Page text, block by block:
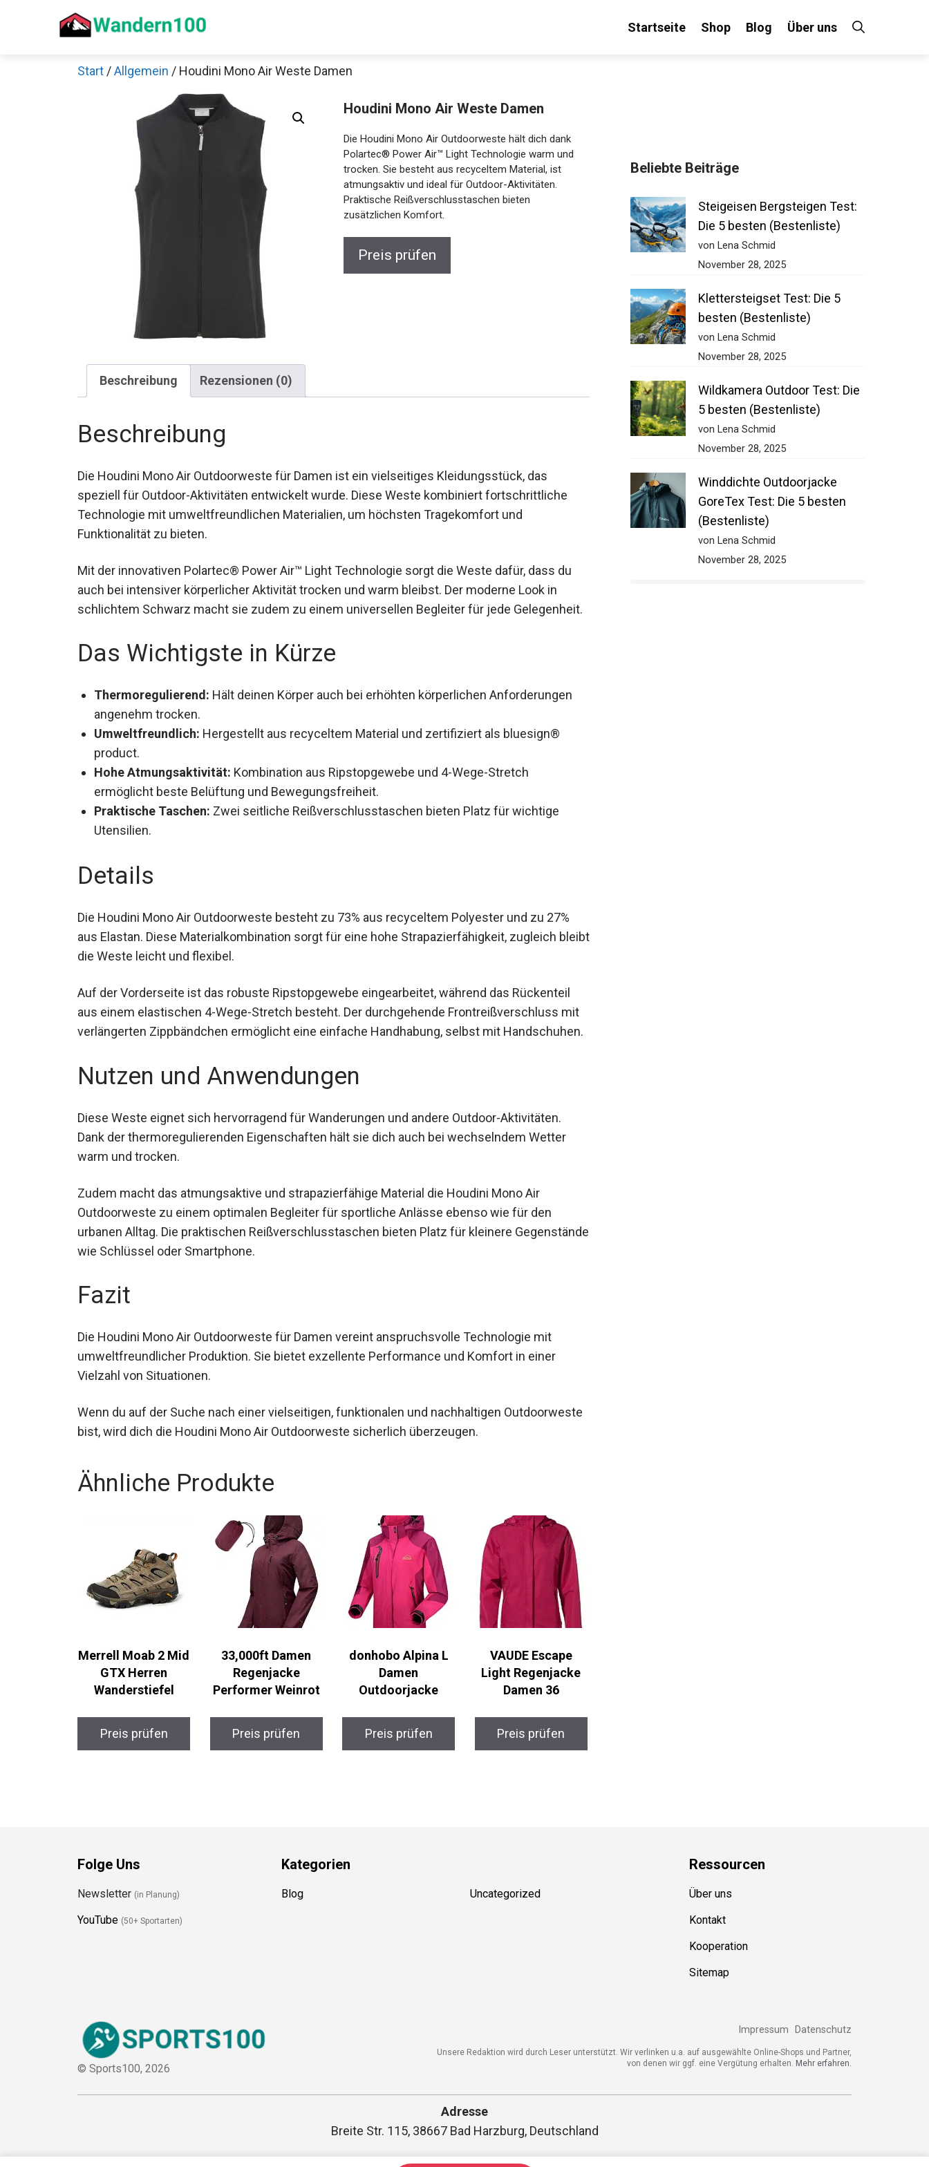
Startseite Shop Blog Über uns
Start /Allgemein / Houdini Mono Air Weste Damen
Houdini Mono Air Weste Damen
Die Houdini Mono Air Outdoorweste hält dich dank
Polartec® Power Air™ Light Technologie warm und
trocken. Sie besteht aus recyceltem Material, ist
atmungsaktiv und ideal für Outdoor-Aktivitäten.
Praktische Reißverschlusstaschen bieten
zusätzlichen Komfort.
Preis prüfen
Beschreibung Rezensionen (0)
Beschreibung
Die Houdini Mono Air Outdoorweste für Damen ist ein vielseitiges Kleidungsstück, das
speziell für Outdoor-Aktivitäten entwickelt wurde. Diese Weste kombiniert fortschrittliche
Technologie mit umweltfreundlichen Materialien, um höchsten Tragekomfort und
Funktionalität zu bieten.
Mit der innovativen Polartec® Power Air™ Light Technologie sorgt die Weste dafür, dass du
auch bei intensiver körperlicher Aktivität trocken und warm bleibst. Der moderne Look in
schlichtem Schwarz macht sie zudem zu einem universellen Begleiter für jede
Das Wichtigste in Kürze
Thermoregulierend:
angenehm trocken.
Umweltfreundlich:
product.
Hohe Atmungsaktivität:Kombination aus Ripstopgewebe und 4-Wege-Stretch
ermöglicht beste Belüftung und Bewegungsfreiheit.
Praktische Taschen:
Details
Die Houdini Mono Air Outdoorweste besteht zu 73% aus recyceltem Polyester und zu 27%
aus Elastan. Diese Materialkombination sorgt für eine hohe Strapazierfähigkeit, zugleich
Auf der Vorderseite ist das robuste Ripstopgewebe eingearbeitet, während das Rückenteil
aus einem elastischen 4-Wege-Stretch besteht. Der durchgehende Frontreißverschluss mit
Handschuhen.
Nutzen und Anwendungen
Diese Weste eignet sich hervorragend für Wanderungen und andere Outdoor-Aktivitäten.
warm und trocken.
Zudem macht das atmungsaktive und strapazierfähige Material die Houdini Mono Air
Outdoorweste zu einem optimalen Begleiter für sportliche Anlässe ebenso wie für den
Gegenstände wie Schlüssel oder Smartphone.
Fazit
Die Houdini Mono Air Outdoorweste für Damen vereint anspruchsvolle Technologie mit
Vielzahl von Situationen.
Outdoorweste bist, wird dich die Houdini Mono Air Outdoorweste sicherlich überzeugen.
Ähnliche Produkte
Merrell Moab 2 Mid
33,000ft Damen
donhobo Alpina L
VAUDE Escape
Beliebte Beiträge
Steigeisen Bergsteigen Test:
Die 5 besten (Bestenliste)
von Lena Schmid
November 28, 2025
Klettersteigset Test: Die 5
besten (Bestenliste)
von Lena Schmid
November 28, 2025
Wildkamera Outdoor Test: Die
5 besten (Bestenliste)
von Lena Schmid
November 28, 2025
Winddichte Outdoorjacke
GoreTex Test: Die 5 besten
(Bestenliste)
von Lena Schmid
November 28, 2025
Folge Uns
Newsletter (in Planung)
Kategorien Ressource
Über uns
Kontakt
Kooperation
Impressum Datenschutz
von denen wir ggf. eine Vergütung erhalten.Mehr erfahren.
Jetzt anschauen